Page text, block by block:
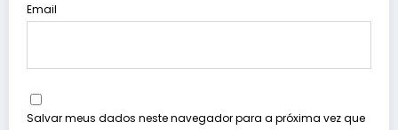
Email
Salvar meus dados neste navegador para a próxima vez que